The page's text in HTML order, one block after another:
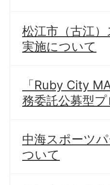
松江市（古江
実施について
「Ruby City
務委託公募型
中海スポーツ
ついて